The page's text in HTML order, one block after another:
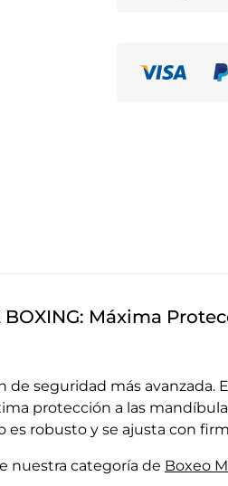
Máxima
de seguridad más
protección a las
robusto y se ajusta con
nuestra categoría de Boxeo